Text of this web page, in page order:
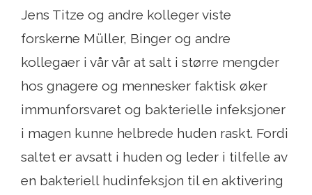
Jens Titze og andre kolleger viste
forskerne Müller, Binger og andre
kollegaer i vår vår at salt i større mengder
hos gnagere og mennesker faktisk øker
immunforsvaret og bakterielle infeksjoner
i magen kunne helbrede huden raskt. Fordi
saltet er avsatt i huden og leder i tilfelle av
en bakteriell hudinfeksjon til en aktivering